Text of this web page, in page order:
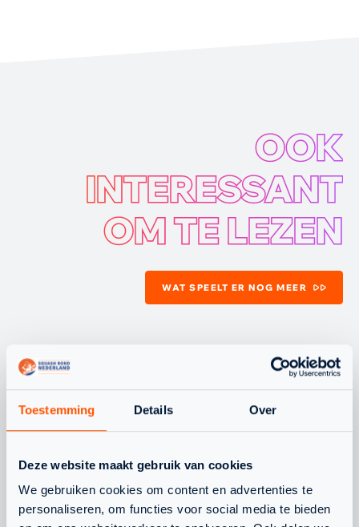
Toestemming Details Over
Deze website maakt gebruik van cookies
We gebruiken cookies om content en advertenties te
personaliseren, om functies voor social media te bieden
OOK
INTERESSANT
OM TE LEZEN
WAT SPEELT ER NOG MEER
JEUGD NLTEAM